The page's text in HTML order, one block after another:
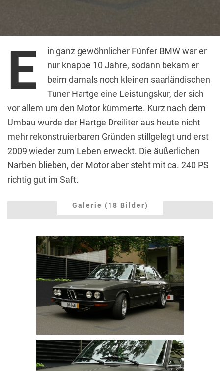
E
in ganz gewöhnlicher Fünfer BMW war er
nur knappe 10 Jahre, sodann bekam er
beim damals noch kleinen saarländischen
Tuner Hartge eine Leistungskur, der sich
vor allem um den Motor kümmerte. Kurz nach dem
Umbau wurde der Hartge Dreiliter aus heute nicht
mehr rekonstruierbaren Gründen stillgelegt und erst
2009 wieder zum Leben erweckt. Die äußerlichen
Narben blieben, der Motor aber steht mit ca. 240 PS
richtig gut im Saft.
Galerie (18 Bilder)